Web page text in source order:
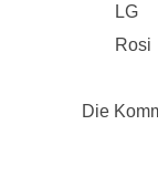
LG
Rosi
Die